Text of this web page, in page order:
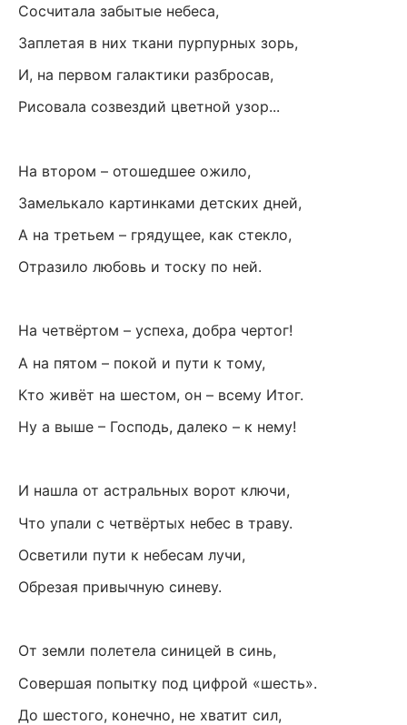
Сосчитала забытые небеса,
Заплетая в них ткани пурпурных зорь,
И, на первом галактики разбросав,
Рисовала созвездий цветной узор...
На втором – отошедшее ожило,
Замелькало картинками детских дней,
А на третьем – грядущее, как стекло,
Отразило любовь и тоску по ней.
На четвёртом – успеха, добра чертог!
А на пятом – покой и пути к тому,
Кто живёт на шестом, он – всему Итог.
Ну а выше – Господь, далеко – к нему!
И нашла от астральных ворот ключи,
Что упали с четвёртых небес в траву.
Осветили пути к небесам лучи,
Обрезая привычную синеву.
От земли полетела синицей в синь,
Совершая попытку под цифрой «шесть».
До шестого, конечно, не хватит сил,